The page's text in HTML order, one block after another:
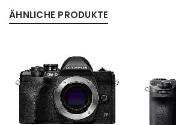
Ein Link zum Erstellen eines neuen
NEWSLETTER ABONNIEREN
Please select all the ways you would
us
ÄHNLICHE PRODUKTE